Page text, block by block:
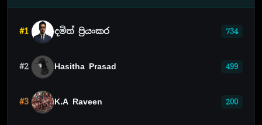
#1 දමිත් ප්‍රියංකර 734
#2 Hasitha Prasad 499
#3 K.A Raveen 200